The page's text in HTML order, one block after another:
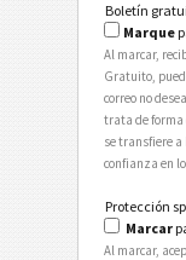
Boletín
Marque
Al marcar,
Gratuito,
correo no
trata de forma
se transfiere
confianza en
Protección
Marcar
Al marcar,